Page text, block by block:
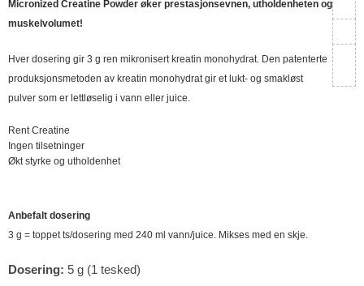
Micronized Creatine Powder øker prestasjonsevnen, utholdenheten og
muskelvolumet!
Hver dosering gir 3 g ren mikronisert kreatin monohydrat. Den patenterte
produksjonsmetoden av kreatin monohydrat gir et lukt- og smakløst
pulver som er lettløselig i vann eller juice.
Rent Creatine
Ingen tilsetninger
Økt styrke og utholdenhet
Anbefalt dosering
3 g = toppet ts/dosering med 240 ml vann/juice. Mikses med en skje.
Dosering: 5 g (1 tesked)